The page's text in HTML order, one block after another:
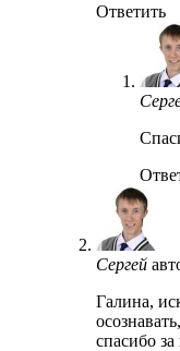
Ответить
Сергей
Галина,
спасибо